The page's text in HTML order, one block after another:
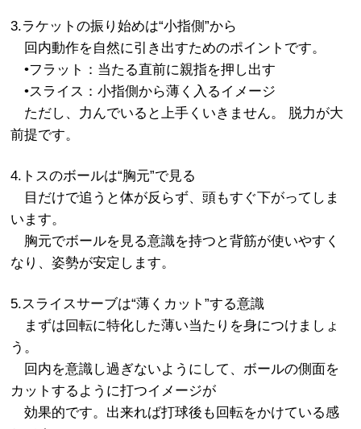
3.ラケットの振り始めは“小指側”から
回内動作を自然に引き出すためのポイントです。
•フラット：当たる直前に親指を押し出す
•スライス：小指側から薄く入るイメージ
ただし、力んでいると上手くいきません。 脱力が大
前提です。
4.トスのボールは“胸元”で見る
目だけで追うと体が反らず、頭もすぐ下がってしま
います。
胸元でボールを見る意識を持つと背筋が使いやすく
なり、姿勢が安定します。
5.スライスサーブは“薄くカット”する意識
まずは回転に特化した薄い当たりを身につけましょ
う。
回内を意識し過ぎないようにして、ボールの側面を
カットするように打つイメージが
効果的です。出来れば打球後も回転をかけている感